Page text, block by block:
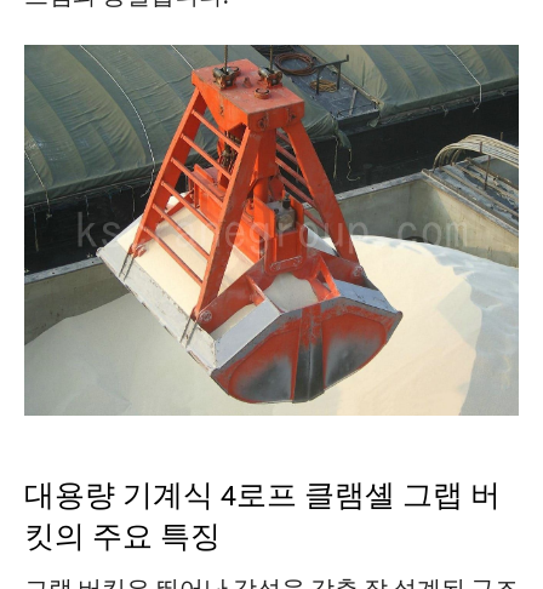
대용량 기계식 4로프 클램셸 그랩 버
킷의 주요 특징